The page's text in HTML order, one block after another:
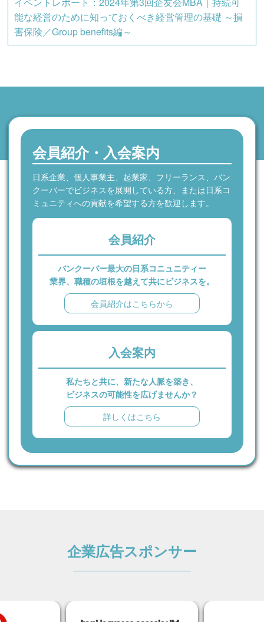
能な経営のために知っておくべき経営管理の基礎 ～損
害保険／Group benefits編～
会員紹介・入会案内
日系企業、個人事業主、起業家、フリーランス、バン
クーバーでビジネスを展開している方、または日系コ
ミュニティへの貢献を希望する方を歓迎します。
会員紹介
バンクーバー最大の日系コニュニティー
業界、職種の垣根を越えて共にビジネスを。
会員紹介はこちらから
入会案内
私たちと共に、新たな人脈を築き、
ビジネスの可能性を広げませんか？
詳しくはこちら
企業広告スポンサー